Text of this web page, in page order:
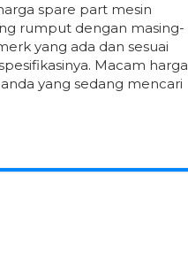
spare part mesin
rumput dengan masing-
yang ada dan sesuai
Macam harga
yang sedang mencari